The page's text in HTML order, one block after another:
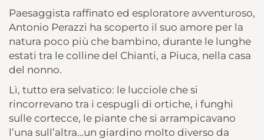
Paesaggista raffinato ed esploratore avventuroso,
Antonio Perazzi ha scoperto il suo amore per la
natura poco più che bambino, durante le lunghe
estati tra le colline del Chianti, a Piuca, nella casa
del nonno.
Lì, tutto era selvatico: le lucciole che si
rincorrevano tra i cespugli di ortiche, i funghi
sulle cortecce, le piante che si arrampicavano
l’una sull’altra…un giardino molto diverso da